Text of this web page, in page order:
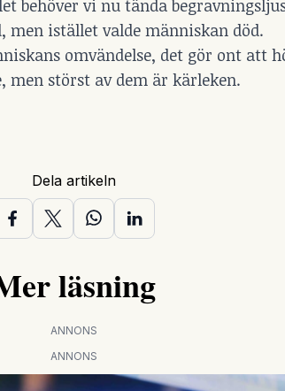
behöver vi nu tända
men istället valde människan död.
omvändelse, det gör ont att
men störst av dem är kärleken.
Dela artikeln
läsning
ANNONS
ANNONS